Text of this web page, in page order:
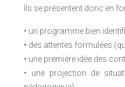
Ils se présentent donc en
• un programme bien
• des attentes formulées
• une première idée des
• une projection de